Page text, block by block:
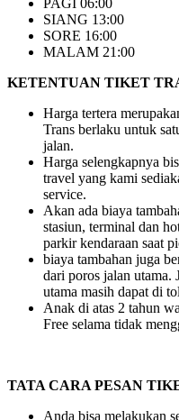
PAGI 06:00
SIANG 13:00
SORE 16:00
MALAM 21:00
KETENTUAN TIKET
Harga tertera
Trans berlaku untuk
jalan.
Harga selengkapnya
travel yang kami
service.
Akan ada biaya
stasiun, terminal dan
parkir kendaraan saat
biaya tambahan juga
dari poros jalan utama.
utama masih dapat di
Anak di atas 2 tahun
Free selama tidak
TATA CARA PESAN
Anda bisa melakukan